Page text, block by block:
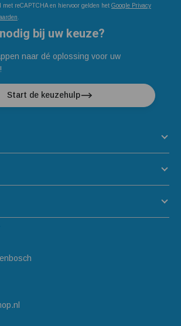
met reCAPTCHA en hiervoor gelden het Google Privacy
bij uw keuze?
naar dé oplossing voor uw
Start de keuzehulp